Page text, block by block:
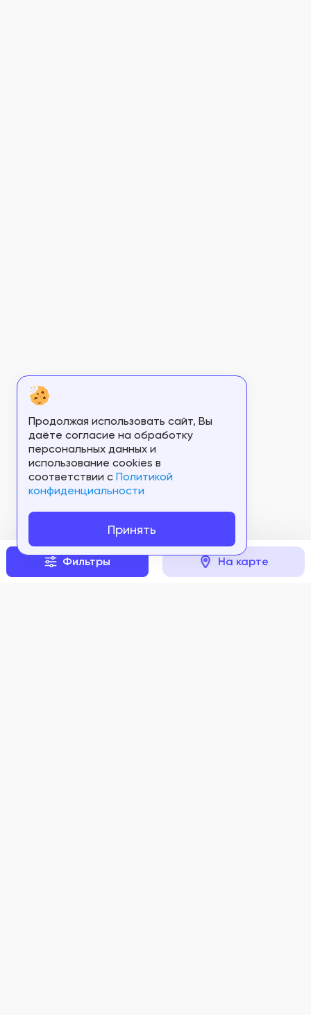
Фильтры На карте
Продолжая использовать сайт, Вы
даёте согласие на обработку
персональных данных и
использование cookies в
соответствии c Политикой
конфиденциальности
Принять